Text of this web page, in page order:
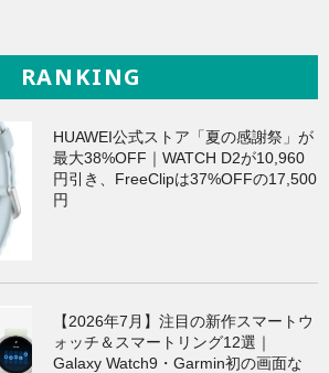
RANKING
HUAWEI公式ストア「夏の感謝祭」が
最大38%OFF｜WATCH D2が10,960
円引き、FreeClipは37%OFFの17,500
円
【2026年7月】注目の新作スマートウ
ォッチ＆スマートリング12選｜
Galaxy Watch9・Garmin初の画面な